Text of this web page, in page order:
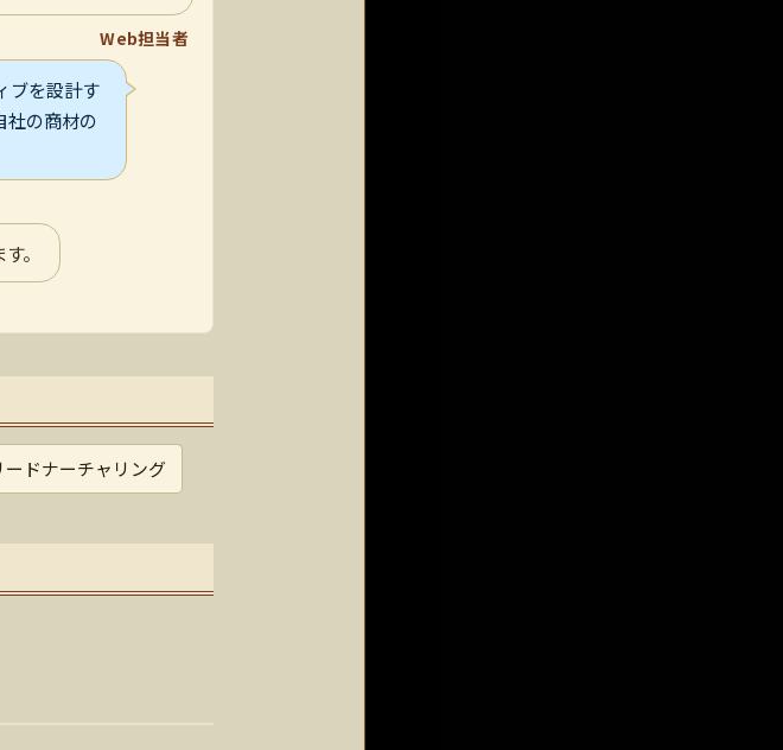
Web担当者
ブを設計す
社の商材の
。
ードナーチャリング